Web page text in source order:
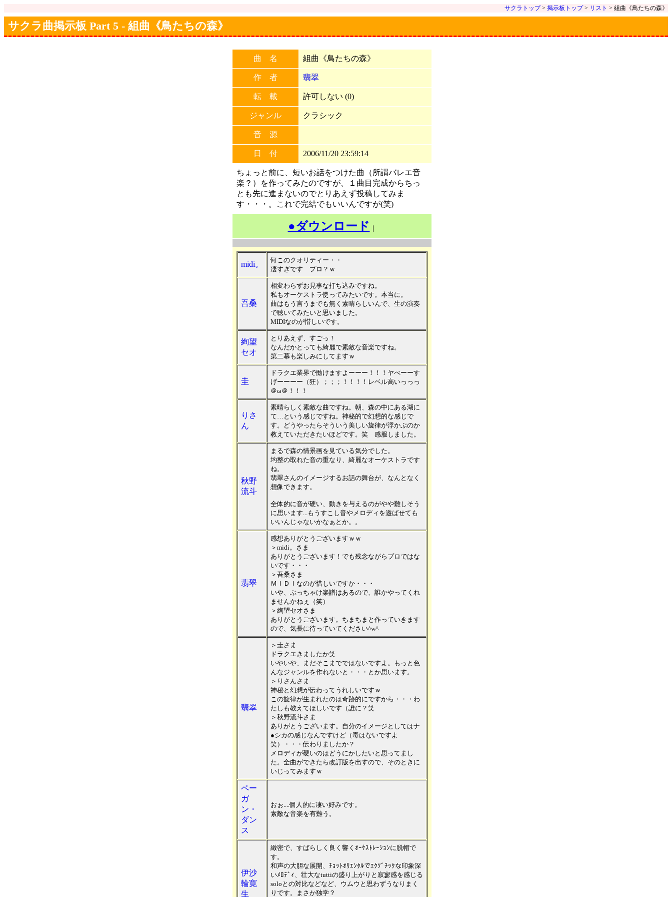
サクラトップ> 掲示板トップ> リスト > 組曲《鳥たちの森》
サクラ曲掲示板 Part 5 - 組曲《鳥たちの森》
曲 名 組曲《鳥たちの森》
作 者 翡翠
転 載 許可しない (0)
ジャンル クラシック
音 源
日 付 2006/11/20 23:59:14
ちょっと前に、短いお話をつけた曲（所謂バレエ音
楽？）を作ってみたのですが、１曲目完成からちっ
とも先に進まないのでとりあえず投稿してみま
す・・・。これで完結でもいいんですが(笑)
●ダウンロード ｜
midi。
何このクオリティー・・
凄すぎです プロ？ｗ
吾桑
相変わらずお見事な打ち込みですね。
私もオーケストラ使ってみたいです。本当に。
曲はもう言うまでも無く素晴らしいんで、生の演奏
で聴いてみたいと思いました。
MIDIなのが惜しいです。
絢望
セオ
とりあえず、すごっ！
なんだかとっても綺麗で素敵な音楽ですね。
第二幕も楽しみにしてますｗ
圭
ドラクエ業界で働けますよーーー！！！ヤべーーす
げーーーー（狂）；；；！！！！レベル高いっっっ
＠ω＠！！！
りさ
ん
素晴らしく素敵な曲ですね。朝、森の中にある湖に
て…という感じですね。神秘的で幻想的な感じで
す。どうやったらそういう美しい旋律が浮かぶのか
教えていただきたいほどです。笑 感服しました。
秋野
流斗
まるで森の情景画を見ている気分でした。
均整の取れた音の重なり、綺麗なオーケストラです
ね。
翡翠さんのイメージするお話の舞台が、なんとなく
想像できます。
全体的に音が硬い、動きを与えるのがやや難しそう
に思います...もうすこし音やメロディを遊ばせても
いいんじゃないかなぁとか。。
翡翠
感想ありがとうございますｗｗ
＞midi。さま
ありがとうございます！でも残念ながらプロではな
いです・・・
＞吾桑さま
ＭＩＤＩなのが惜しいですか・・・
いや、ぶっちゃけ楽譜はあるので、誰かやってくれ
ませんかねぇ（笑）
＞絢望セオさま
ありがとうございます。ちまちまと作っていきます
ので、気長に待っていてください^w^
翡翠
＞圭さま
ドラクエきましたか笑
いやいや、まだそこまでではないですよ。もっと色
んなジャンルを作れないと・・・とか思います。
＞りさんさま
神秘と幻想が伝わってうれしいですｗ
この旋律が生まれたのは奇跡的にですから・・・わ
たしも教えてほしいです（誰に？笑
＞秋野流斗さま
ありがとうございます。自分のイメージとしてはナ
●シカの感じなんですけど（毒はないですよ
笑）・・・伝わりましたか？
メロディが硬いのはどうにかしたいと思ってまし
た。全曲ができたら改訂版を出すので、そのときに
いじってみますｗ
ペー
ガ
ン・
ダン
ス
おぉ....個人的に凄い好みです。
素敵な音楽を有難う。
伊沙
輪寛
生
緻密で、すばらしく良く響くｵｰｹｽﾄﾚｰｼｮﾝに脱帽で
す。
和声の大胆な展開、ﾁｮｯﾄｵﾘｴﾝﾀﾙでｴｸｿﾞﾁｯｸな印象深
いﾒﾛﾃﾞｨ、壮大なtuttiの盛り上がりと寂寥感を感じる
soloとの対比などなど、ウムウと思わずうなりまく
りです。まさか独学？